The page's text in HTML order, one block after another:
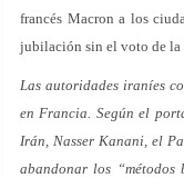
francés Macron a los
jubilación sin el voto de la
Las autoridades iraníes
en Francia. Según el
Irán, Nasser Kanani, el
abandonar los